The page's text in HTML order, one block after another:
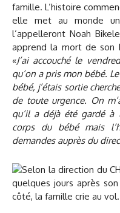
famille. L’histoire
elle met au monde
l’appelleront Noah
apprend la mort de son
«J’ai accouché le
qu’on a pris mon bébé.
bébé, j’étais sortie
de toute urgence. On
qu’il a déjà été gardé
corps du bébé mais
demandes auprès du